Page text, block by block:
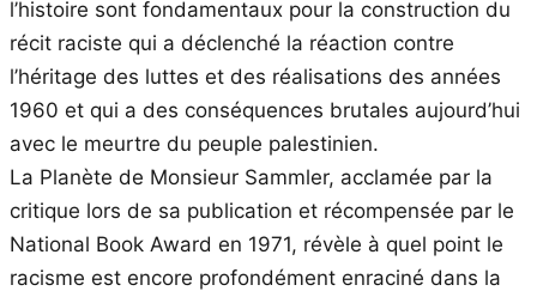
l’histoire sont fondamentaux pour la construction du
récit raciste qui a déclenché la réaction contre
l’héritage des luttes et des réalisations des années
1960 et qui a des conséquences brutales aujourd’hui
avec le meurtre du peuple palestinien.
La Planète de Monsieur Sammler, acclamée par la
critique lors de sa publication et récompensée par le
National Book Award en 1971, révèle à quel point le
racisme est encore profondément enraciné dans la